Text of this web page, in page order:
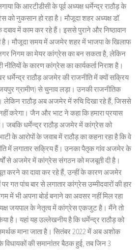
कि आरटीडीसी के पूर्व अध्यक्ष धर्मेन्द्र राठौड़ के
नुकसान हो रहा है। मौजूदा शहर अध्यक्ष डॉ.
दबाव में काम कर रहे हैं। इससे पुराने और निष्ठावान
है। मौजूदा समय में अजमेर शहर में भाजपा के खिलाफ
निगम का मेयर कांग्रेस का बन सकता है, लेकिन
नीतियों के कारण कांग्रेस का कार्यकर्ता निराश है।
राठौड़ अजमेर की राजनीति में क्यों सक्रिय
ग्रामीण) से चुनाव लड़ा। उनकी राजनीतिक
लेकिन राठौड़ अब अजमेर में रुचि दिखा रहे हैं, जिससे
नहीं करेगा। जैन और भाट ने कहा कि हमारा प्रयास
धर्मेन्द्र राठौड़ अजमेर में कांग्रेस को
के आरोपों के जवाब में राठौड़ का कहना रहा है कि वे
में लगातार सक्रिय हैं। उनका पैतृक गांव अजमेर के
से अजमेर में कांग्रेस संगठन को मजबूती दी है।
करने का दावा कर रहे हैं, उन्हीं के कारण अजमेर
गत पांच बार से लगातार कांग्रेस उम्मीदवारों की हार
में भी अपना बोर्ड बनाने का अवसर नहीं मिल रहा
जयपाल के नेतृत्व में कांग्रेस एकजुट है। मैंने तो
है। यहां यह उल्लेखनीय है कि धर्मेन्द्र राठौड़ को
माना जाता है। सितंबर 2022 में अब अशोक
की समानांतर बैठक हुई, तब जिन 3